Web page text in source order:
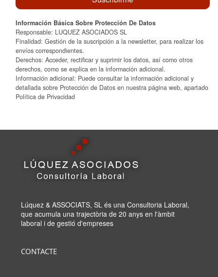
Información Básica Sobre Protección De Datos
Responsable: LUQUEZ ASOCIADOS SL
Finalidad: Gestión de la suscripción a la newsletter, para realizar los
envíos correspondientes.
Derechos: Acceder, rectificar y suprimir los datos, así como otros
derechos, como se explica en la información adicional.
Información adicional: Puede consultar la información adicional y
detallada sobre Protección de Datos en nuestra página web, apartado
Política de Privacidad
Lúquez & ASSOCIATS, SL és una Consultoria Laboral,
que acumula una trajectòria de 20 anys en l'àmbit
laboral i de gestió d'empreses
CONTACTE